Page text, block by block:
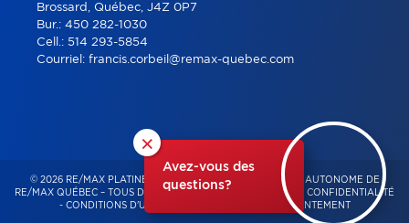
×
Avez-vous des
questions?
Brossard, Québec, J4Z 0P7
Bur.: 450 282-1030
Cell.: 514 293-5854
Courriel: francis.corbeil@remax-quebec.com
© 2026 RE/MAX PLATINE – FRANCHISÉ INDÉPENDANT ET AUTONOME DE
RE/MAX QUÉBEC – TOUS DROITS RÉSERVÉS -
POLITIQUE DE CONFIDENTIALITÉ
- CONDITIONS D'UTILISATION GESTION DU CONSENTEMENT